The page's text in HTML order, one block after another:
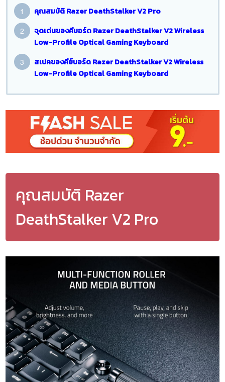
คุณสมบัติ Razer DeathStalker V2 Pro
จุดเด่นของคีบอร์ด Razer DeathStalker V2 Wireless
Low-Profile Optical Gaming Keyboard
สเปคของคีย์บอร์ด Razer DeathStalker V2 Wireless
Low-Profile Optical Gaming Keyboard
คุณสมบัติ Razer
DeathStalker V2 Pro